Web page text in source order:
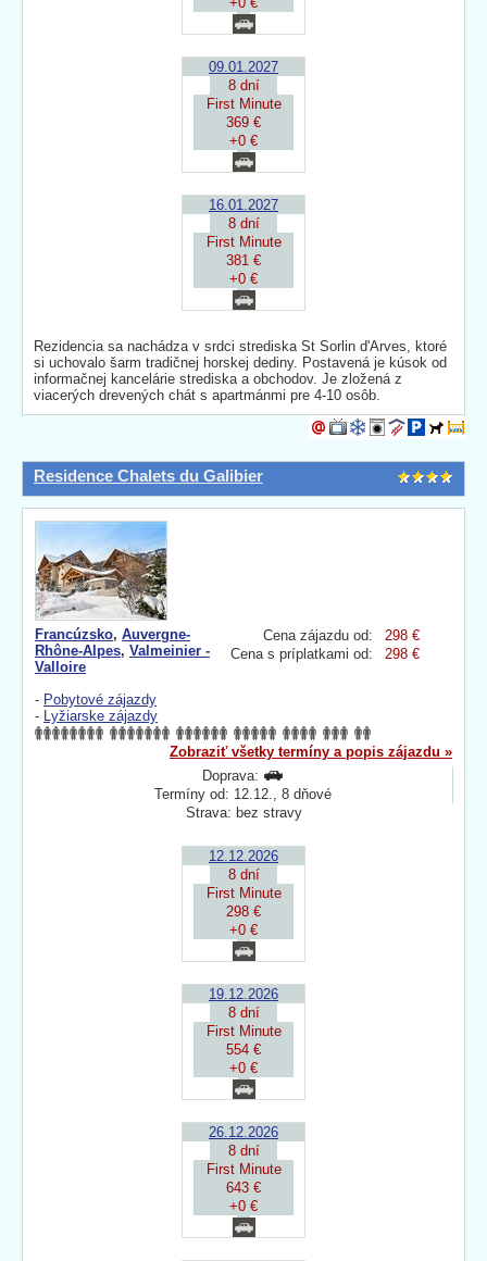
09.01.2027
8 dní
First Minute
369 €
+0 €
16.01.2027
8 dní
First Minute
381 €
+0 €
Rezidencia sa nachádza v srdci strediska St Sorlin d'Arves, ktoré
si uchovalo šarm tradičnej horskej dediny. Postavená je kúsok od
informačnej kancelárie strediska a obchodov. Je zložená z
viacerých drevených chát s apartmánmi pre 4-10 osôb.
Residence Chalets du Galibier
Cena zájazdu od:
298 €
Cena s príplatkami od:
298 €
Francúzsko, Auvergne-
Rhône-Alpes, Valmeinier -
Valloire
- Pobytové zájazdy
- Lyžiarske zájazdy
Zobraziť všetky termíny a popis zájazdu »
Doprava:
Termíny od: 12.12., 8 dňové
Strava: bez stravy
12.12.2026
8 dní
First Minute
298 €
+0 €
19.12.2026
8 dní
First Minute
554 €
+0 €
26.12.2026
8 dní
First Minute
643 €
+0 €